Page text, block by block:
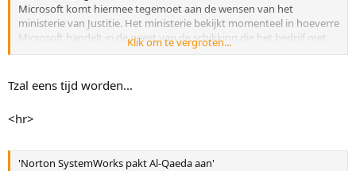
Microsoft komt hiermee tegemoet aan de wensen van het
ministerie van Justitie. Het ministerie bekijkt momenteel in hoeverre
Microsoft handelt in de geest van de schikking die het bedrijf met
Justitie en een aantal staten trof in de vermaarde antitrustzaak.
In deze zaak beklaagden de concurrenten van Microsoft zich over
het feit dat Microsoft zijn monopolie op het gebied van
mediasoftware en browsers) te promoten.
Met het door Microsoft ontwikkelde nieuwe programmaatje 'Set
Program Access and Defaults' moet hierin enigszins verandering
Klik om te vergroten...
Tzal eens tijd worden...
<hr>
'Norton SystemWorks pakt Al-Qaeda aan'